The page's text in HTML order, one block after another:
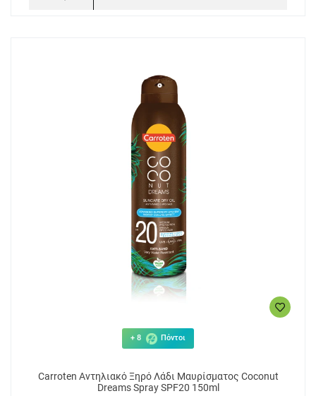
+ 8 Πόντοι
Carroten Αντηλιακό Ξηρό Λάδι Μαυρίσματος Coconut
Dreams Spray SPF20 150ml